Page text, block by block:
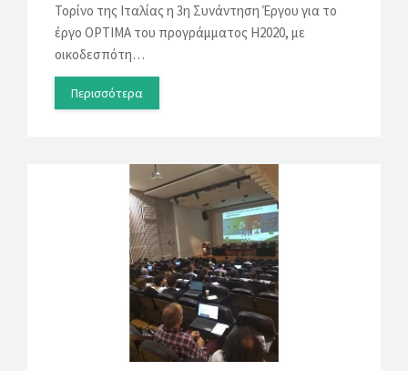
Τορίνο της Ιταλίας η 3η Συνάντηση Έργου για το
έργο OPTIMA του προγράμματος H2020, με
οικοδεσπότη…
Περισσότερα